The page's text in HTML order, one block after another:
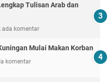
Tulisan Arab dan
ada komentar
Mulai Makan Korban
komentar